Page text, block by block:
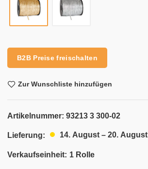
B2B Preise freischalten
Zur Wunschliste hinzufügen
Artikelnummer: 93213 3 300-02
Lieferung: 14. August – 20. August
Verkaufseinheit: 1 Rolle